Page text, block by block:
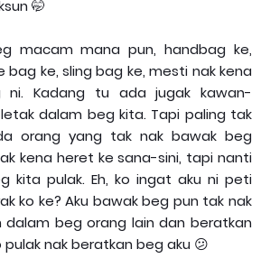
🤭
macam mana pun, handbag ke,
ke, sling bag ke, mesti nak kena
ni. Kadang tu ada jugak kawan-
dalam beg kita. Tapi paling tak
orang yang tak nak bawak beg
kena heret ke sana-sini, tapi nanti
kita pulak. Eh, ko ingat aku ni peti
ko ke? Aku bawak beg pun tak nak
dalam beg orang lain dan beratkan
nak beratkan beg aku 😕